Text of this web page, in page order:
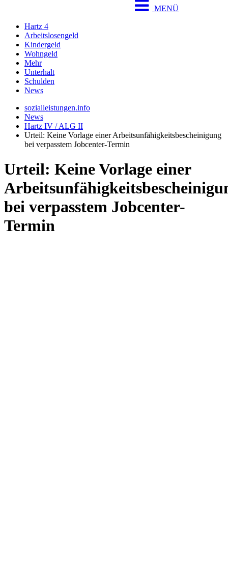
MENÜ
Hartz 4
Arbeitslosengeld
Kindergeld
Wohngeld
Mehr
Unterhalt
Schulden
News
sozialleistungen.info
News
Hartz IV / ALG II
Urteil: Keine Vorlage einer Arbeitsunfähigkeitsbescheinigung
bei verpasstem Jobcenter-Termin
Urteil: Keine Vorlage einer
bei verpasstem Jobcenter-
Termin